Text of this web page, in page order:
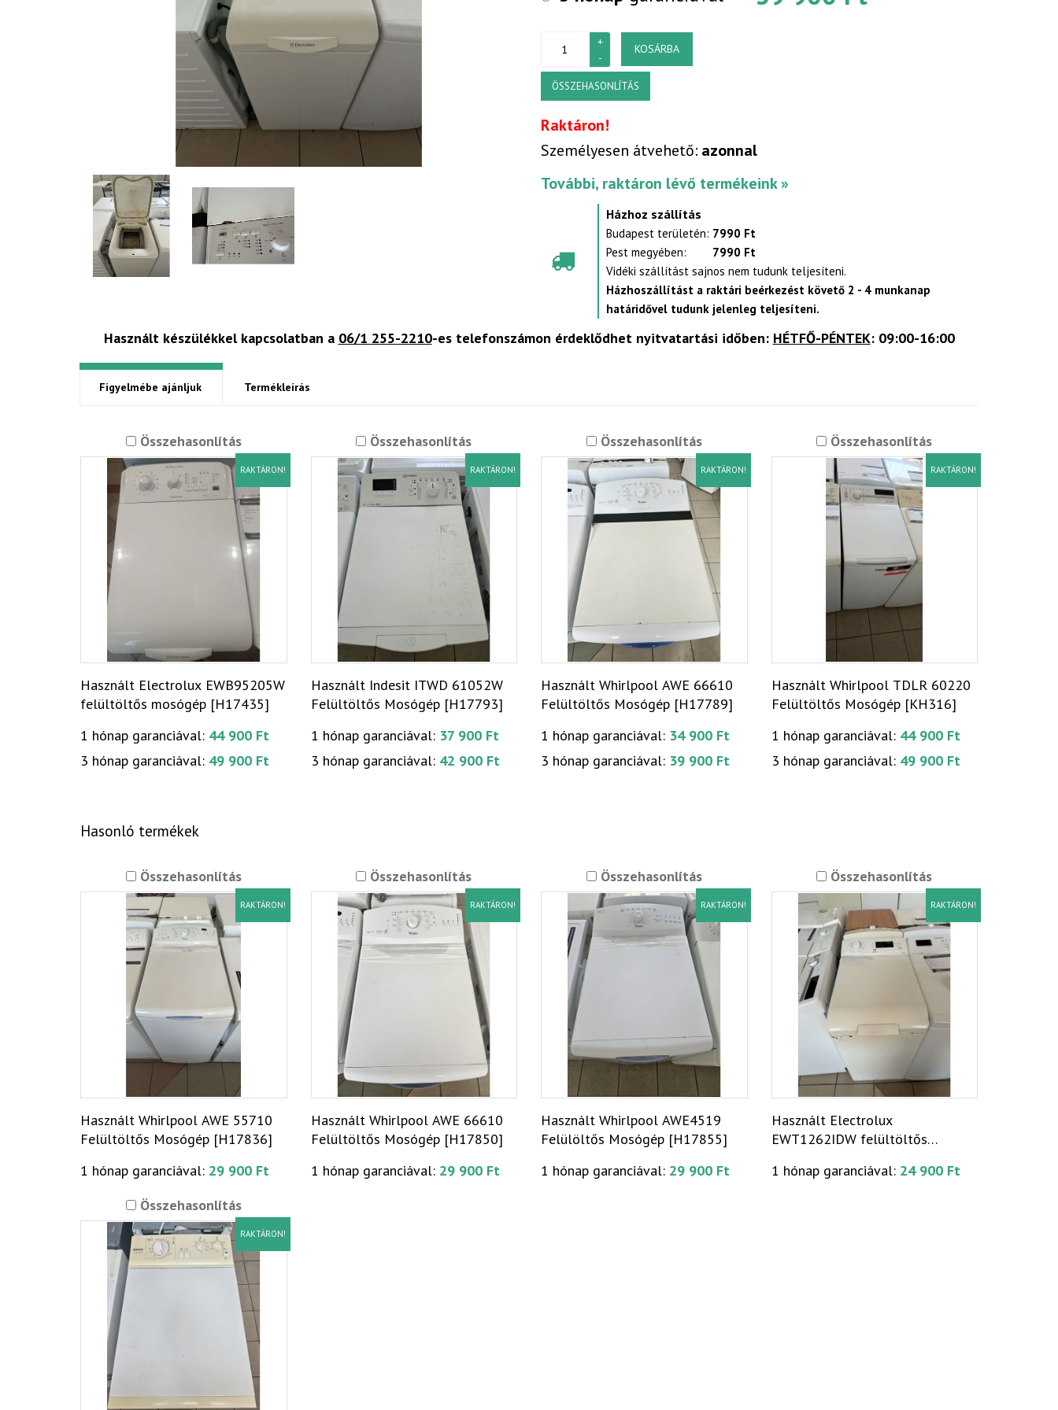
KOSÁRBA
ÖSSZEHASONLÍTÁS
Raktáron!
Személyesen átvehető: azonnal
További, raktáron lévő termékeink »
Házhoz szállítás
Budapest területén: 7990 Ft
Pest megyében:
7990 Ft
Vidéki szállítást sajnos nem tudunk teljesíteni.
Házhoszállítást a raktári beérkezést követő 2 - 4 munkanap
határidővel tudunk jelenleg teljesíteni.
Használt készülékkel kapcsolatban a 06/1 255-2210-es telefonszámon érdeklődhet nyitvatartási időben: HÉTFŐ-PÉNTEK: 09:00-16:00
Figyelmébe ajánljuk Termékleírás
Összehasonlítás
RAKTÁRON!
Használt Electrolux EWB95205W
felültöltős mosógép [H17435]
1 hónap garanciával: 44 900 Ft
3 hónap garanciával: 49 900 Ft
Összehasonlítás
RAKTÁRON!
Használt Indesit ITWD 61052W
Felültöltős Mosógép [H17793]
1 hónap garanciával: 37 900 Ft
3 hónap garanciával: 42 900 Ft
Összehasonlítás
RAKTÁRON!
Használt Whirlpool AWE 66610
Felültöltős Mosógép [H17789]
1 hónap garanciával: 34 900 Ft
3 hónap garanciával: 39 900 Ft
Összehasonlítás
RAKTÁRON!
Használt Whirlpool TDLR 60220
Felültöltős Mosógép [KH316]
1 hónap garanciával: 44 900 Ft
3 hónap garanciával: 49 900 Ft
Hasonló termékek
Összehasonlítás
RAKTÁRON!
Használt Whirlpool AWE 55710
Felültöltős Mosógép [H17836]
1 hónap garanciával: 29 900 Ft
Összehasonlítás
RAKTÁRON!
Használt Whirlpool AWE 66610
Felültöltős Mosógép [H17850]
1 hónap garanciával: 29 900 Ft
Összehasonlítás
RAKTÁRON!
Használt Whirlpool AWE4519
Felülöltős Mosógép [H17855]
1 hónap garanciával: 29 900 Ft
Összehasonlítás
RAKTÁRON!
Használt Electrolux
EWT1262IDW felültöltős
1 hónap garanciával: 24 900 Ft
Összehasonlítás
RAKTÁRON!